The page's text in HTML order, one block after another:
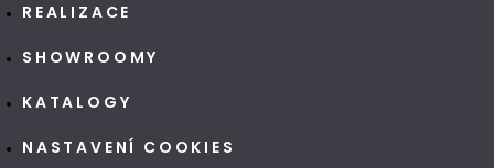
REALIZACE
SHOWROOMY
KATALOGY
NASTAVENÍ COOKIES